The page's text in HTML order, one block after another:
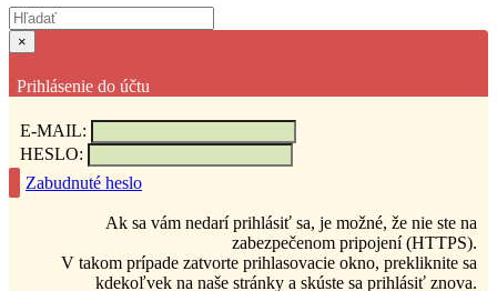
×
Prihlásenie do účtu
E-MAIL:
HESLO:
Zabudnuté heslo
Ak sa vám nedarí prihlásiť sa, je možné, že nie ste na
zabezpečenom pripojení (HTTPS).
V takom prípade zatvorte prihlasovacie okno, prekliknite sa
kdekoľvek na naše stránky a skúste sa prihlásiť znova.